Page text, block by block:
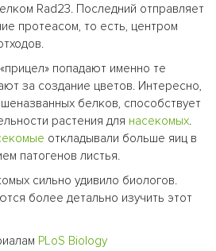
Rad23. Последний отправляет
протеасом, то есть, центром
попадают именно те
за создание цветов. Интересно,
белков, способствует
растения для насекомых.
откладывали больше яиц в
патогенов листья.
сильно удивило биологов.
более детально изучить этот
PLoS Biology